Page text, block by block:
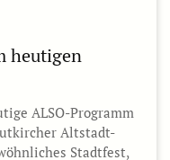
heutigen
ALSO-Programm
Altstadt-
Stadtfest,